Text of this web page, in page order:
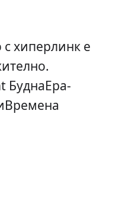
хиперлинк е
БуднаEра-